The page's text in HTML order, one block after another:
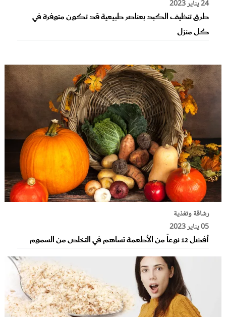
24 يناير 2023
طرق تنظيف الكبد بعناصر طبيعية قد تكون متوفرة في
كل منزل
رشاقة وتغذية
05 يناير 2023
أفضل 12 نوعاً من الأطعمة تساهم في التخلص من السموم